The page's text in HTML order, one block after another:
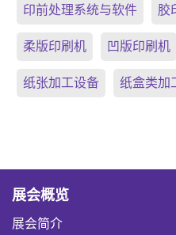
印前处理系统与软件 胶
柔版印刷机 凹版印刷机
纸张加工设备 纸盒类加
展会概览
展会简介